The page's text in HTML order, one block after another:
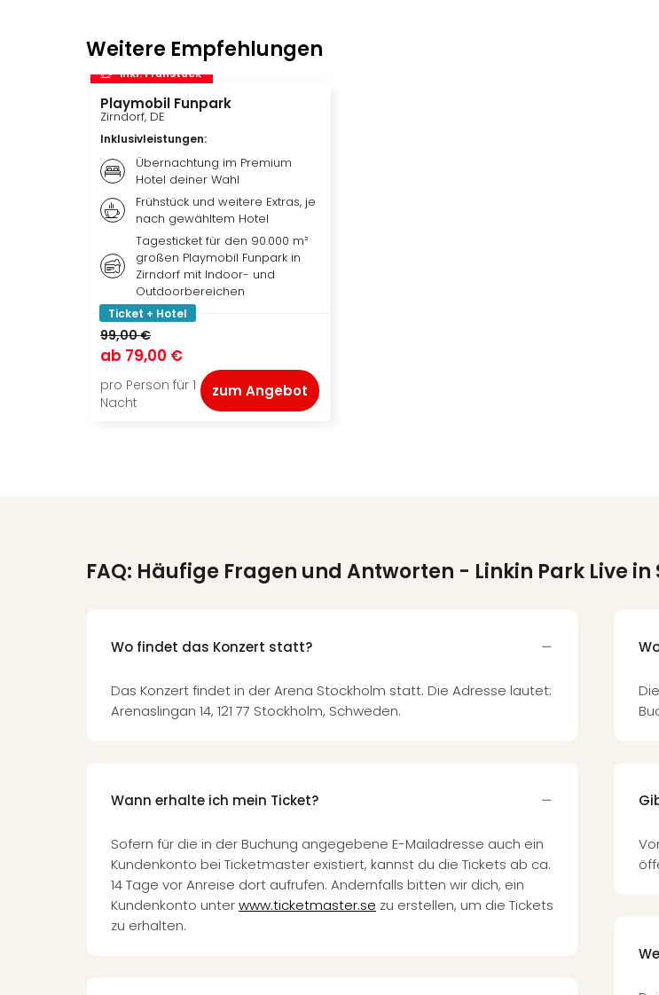
Weitere Empfehlungen
inkl. Frühstück
Playmobil Funpark
Zirndorf, DE
Inklusivleistungen:
Übernachtung im Premium
Hotel deiner Wahl
Frühstück und weitere Extras, je
nach gewähltem Hotel
Tagesticket für den 90.000 m²
großen Playmobil Funpark in
Zirndorf mit Indoor- und
Outdoorbereichen
Ticket + Hotel
99,00 €
ab 79,00 €
pro Person für 1
Nacht
zum Angebot
FAQ: Häufige Fragen und Antworten - Linkin Park Live
Wo findet das Konzert statt?
Das Konzert findet in der Arena Stockholm statt. Die Adresse lautet:
Arenaslingan 14, 121 77 Stockholm, Schweden.
Wann erhalte ich mein Ticket?
Sofern für die in der Buchung angegebene E-Mailadresse auch ein
Kundenkonto bei Ticketmaster existiert, kannst du die Tickets ab ca.
14 Tage vor Anreise dort aufrufen. Andernfalls bitten wir dich, ein
Kundenkonto unterwww.ticketmaster.se zu erstellen, um die Tickets
zu erhalten.